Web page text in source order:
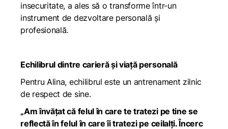
insecuritate, a ales să o transforme într-un
instrument de dezvoltare personală și
profesională.
Echilibrul dintre carieră și viață personală
Pentru Alina, echilibrul este un antrenament zilnic
de respect de sine.
„Am învățat că felul în care te tratezi pe tine se
reflectă în felul în care îi tratezi pe ceilalți. Încerc